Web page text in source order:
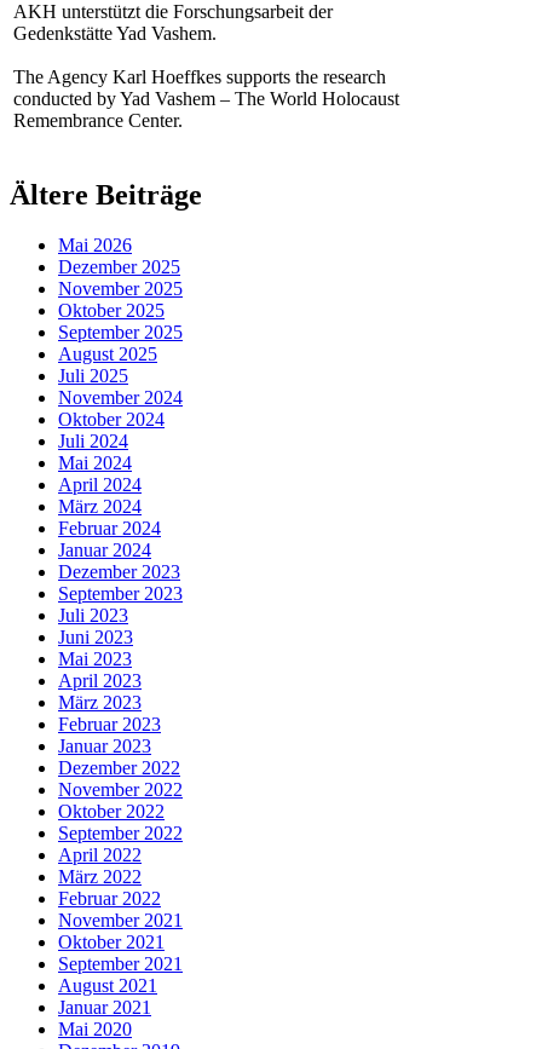
AKH unterstützt die Forschungsarbeit der
Gedenkstätte Yad Vashem.
The Agency Karl Hoeffkes supports the research
conducted by Yad Vashem – The World Holocaust
Remembrance Center.
Ältere Beiträge
Mai 2026
Dezember 2025
November 2025
Oktober 2025
September 2025
August 2025
Juli 2025
November 2024
Oktober 2024
Juli 2024
Mai 2024
April 2024
März 2024
Februar 2024
Januar 2024
Dezember 2023
September 2023
Juli 2023
Juni 2023
Mai 2023
April 2023
März 2023
Februar 2023
Januar 2023
Dezember 2022
November 2022
Oktober 2022
September 2022
April 2022
März 2022
Februar 2022
November 2021
Oktober 2021
September 2021
August 2021
Januar 2021
Mai 2020